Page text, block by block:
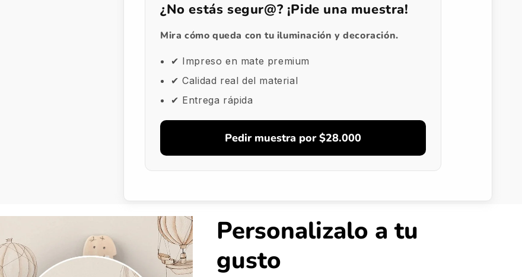
¿No estás segur@? ¡Pide una muestra!
Mira cómo queda con tu iluminación y decoración.
✔ Impreso en mate premium
✔ Calidad real del material
✔ Entrega rápida
Pedir muestra por $28.000
Personalizalo a tu
gusto